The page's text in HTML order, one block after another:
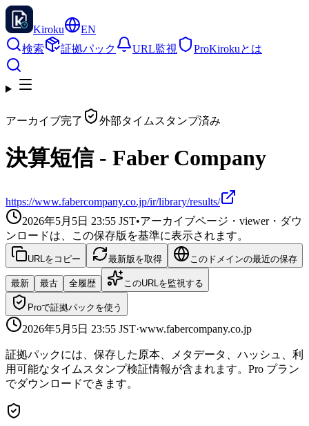
Kiroku
EN
検索
証拠パック URL監視 ProKirokuとは
アーカイブ完了 外部タイムスタンプ済み
決算短信 - Faber Company
https://www.fabercompany.co.jp/ir/library/results/
2026年5月5日 23:55 JST•アーカイブページ・viewer・ダウ
ンロードは、この保存版を基準に表示されます。
URLをコピー 最新版を取得 このドメインの最近の保存
最新 最古 全履歴 このURLを監視する
Proで証拠パックを使う
2026年5月5日 23:55 JST·www.fabercompany.co.jp
証拠パックには、保存した原本、メタデータ、ハッシュ、利
用可能なタイムスタンプ検証情報が含まれます。Pro プラン
でダウンロードできます。